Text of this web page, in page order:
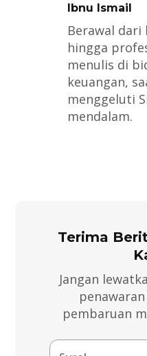
Ibnu Ismail
Berawal
hingga
menulis di
keuangan,
menggeluti
mendalam.
Terima
Jangan
pembaruan